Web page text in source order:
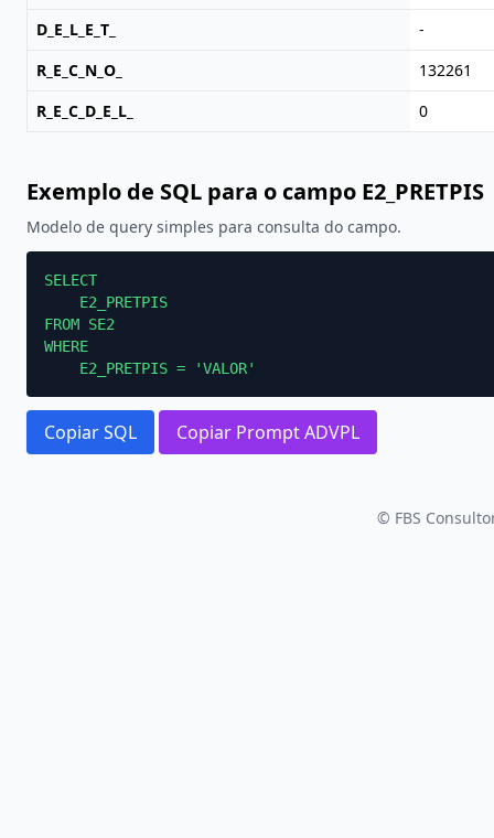
D_E_L_E_T_
-
R_E_C_N_O_
132261
R_E_C_D_E_L_
0
Exemplo de SQL para o campo E2_PRETPIS
Modelo de query simples para consulta do campo.
SELECT
    E2_PRETPIS
FROM SE2
WHERE
    E2_PRETPIS = 'VALOR'
Copiar SQL Copiar Prompt ADVPL
© FBS